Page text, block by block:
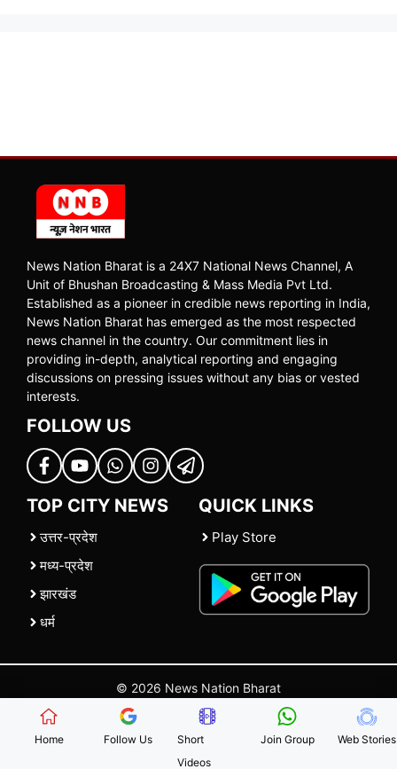
News Nation Bharat is a 24X7 National News Channel, A
Unit of Bhushan Broadcasting & Mass Media Pvt Ltd.
Established as a pioneer in credible news reporting in India,
News Nation Bharat has emerged as the most respected
news channel in the country. Our commitment lies in
providing in-depth, analytical reporting and engaging
discussions on pressing issues without any bias or vested
interests.
FOLLOW US
TOP CITY NEWS
उत्तर-प्रदेश
मध्य-प्रदेश
झारखंड
धर्म
QUICK LINKS
Play Store
© 2026 News Nation Bharat
| |Contact Us |Policies Terms and Conditions
Home Follow Us
Short
Videos
Join Group Web Stories